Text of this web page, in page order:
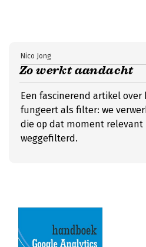
Zo werkt aandacht
Nico Jong
Een fascinerend artikel over
fungeert als filter: we
die op dat moment relevant
weggefilterd.